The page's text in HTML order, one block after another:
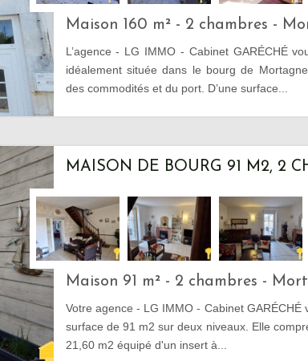
Maison 160 m² - 2 chambres -
L’agence - LG IMMO - Cabinet GARÉCHÉ
idéalement située dans le bourg de
des commodités et du port. D’une surface...
MAISON DE BOURG 91 M2, 2
Maison 91 m² - 2 chambres -
Votre agence - LG IMMO - Cabinet
surface de 91 m2 sur deux niveaux. Elle
21,60 m2 équipé d'un insert à...